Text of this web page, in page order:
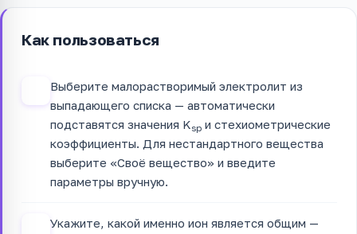
Как пользоваться
Выберите малорастворимый электролит из
выпадающего списка — автоматически
подставятся значения Ksp и стехиометрические
коэффициенты. Для нестандартного вещества
выберите «Своё вещество» и введите
параметры вручную.
Укажите, какой именно ион является общим —